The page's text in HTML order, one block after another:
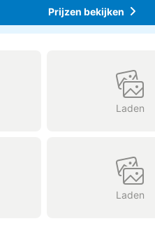
Prijzen bekijken
Laden
Laden